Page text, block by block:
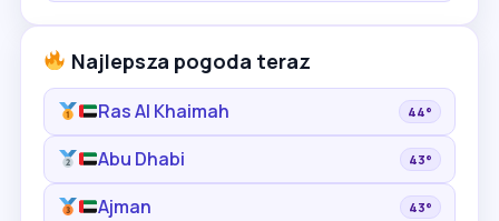
Najlepsza pogoda teraz
Ras Al Khaimah 44°
Abu Dhabi 43°
Ajman 43°